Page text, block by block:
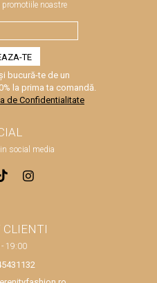
promotiile noastre
bucură-te de un
la prima ta comandă.
de Confidentialitate
social media
CLIENTI
19:00